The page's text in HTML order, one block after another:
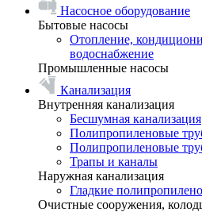
Насосное оборудование
Бытовые насосы
Отопление,
водоснабжение
Промышленные насосы
Канализация
Внутренняя канализация
Бесшумная канализация
Полипропиленовые
Полипропиленовые
Трапы и каналы
Наружная канализация
Гладкие
Очистные сооружения,